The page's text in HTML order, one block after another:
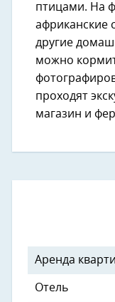
птицами. На
африканские
другие
можно
проходят
магазин и
Аренда
Отель